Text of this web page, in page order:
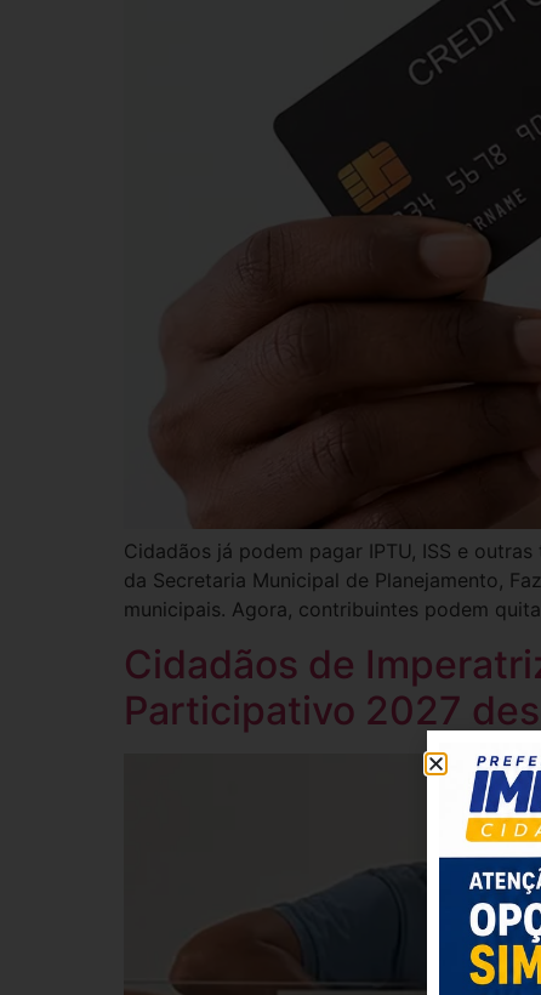
Cidadãos já podem pagar IPTU, ISS e
da Secretaria Municipal de Planejamento,
municipais. Agora, contribuintes podem
Cidadãos de
Participativo 2027